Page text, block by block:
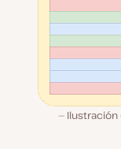
Ilustración